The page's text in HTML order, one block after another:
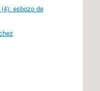
esbozo de